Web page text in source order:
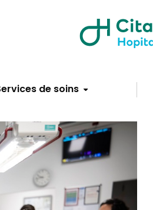
de soins